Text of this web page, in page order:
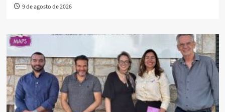
9 de agosto de 2026